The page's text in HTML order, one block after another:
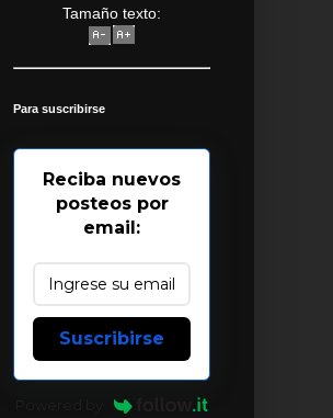
Tamaño texto:
Para suscribirse
Reciba nuevos
posteos por
email:
Suscribirse